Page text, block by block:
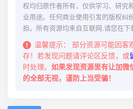
权均归原作者所有，仅供学习、研究
业用途。任何商业使用引发的版权纠
担。所有资源均来自互联网,请您在下
温馨提示：
部分资源可能因客
存！若发现问题请评论区反馈，或
时处理。 如果发现资源里有让加微
的全部无视，谨防上当受骗！